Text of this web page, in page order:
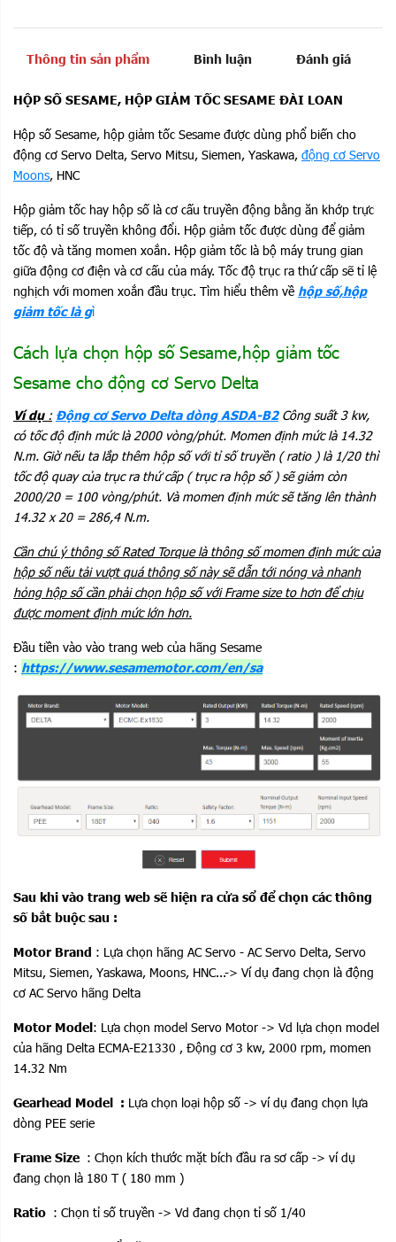
Thông tin sản phẩm Bình luận Đánh giá
HỘP SỐ SESAME, HỘP GIẢM TỐC SESAME ĐÀI LOAN
Hộp số Sesame, hộp giảm tốc Sesame được dùng phổ biến cho
động cơ Servo Delta, Servo Mitsu, Siemen, Yaskawa, động cơ Servo
Moons, HNC
Hộp giảm tốc hay hộp số là cơ cấu truyền động bằng ăn khớp trực
tiếp, có tỉ số truyền không đổi. Hộp giảm tốc được dùng để giảm
tốc độ và tăng momen xoắn. Hộp giảm tốc là bộ máy trung gian
giữa động cơ điện và cơ cấu của máy. Tốc độ trục ra thứ cấp sẽ tỉ lệ
nghịch với momen xoắn đầu trục. Tìm hiểu thêm về hộp số,hộp
giảm tốc là gì
Cách lựa chọn hộp số Sesame,hộp giảm tốc
Sesame cho động cơ Servo Delta
Ví dụ: Động cơ Servo Delta dòng ASDA-B2Công suất 3 kw,
có tốc độ định mức là 2000 vòng/phút. Momen định mức là 14.32
N.m. Giờ nếu ta lắp thêm hộp số với tỉ số truyền ( ratio ) là 1/20 thì
tốc độ quay của trục ra thứ cấp ( trục ra hộp số ) sẽ giảm còn
2000/20 = 100 vòng/phút. Và momen định mức sẽ tăng lên thành
14.32 x 20 = 286,4 N.m.
Cần chú ý thông số Rated Torque là thông số momen định mức của
hộp số nếu tải vượt quá thông số này sẽ dẫn tới nóng và nhanh
hỏng hộp số cần phải chọn hộp số với Frame size to hơn để chịu
được moment định mức lớn hơn.
Đầu tiền vào vào trang web của hãng Sesame
: https://www.sesamemotor.com/en/sa
Sau khi vào trang web sẽ hiện ra cửa sổ để chọn các thông
số bắt buộc sau :
Motor Brand : Lựa chọn hãng AC Servo - AC Servo Delta, Servo
Mitsu, Siemen, Yaskawa, Moons, HNC...-> Ví dụ đang chọn là động
cơ AC Servo hãng Delta
Motor Model: Lựa chọn model Servo Motor -> Vd lựa chọn model
của hãng Delta ECMA-E21330 , Động cơ 3 kw, 2000 rpm, momen
14.32 Nm
Gearhead Model : Lựa chọn loại hộp số -> ví dụ đang chọn lựa
dòng PEE serie
Frame Size : Chọn kích thước mặt bích đầu ra sơ cấp -> ví dụ
đang chọn là 180 T ( 180 mm )
Ratio : Chọn tỉ số truyền -> Vd đang chọn tỉ số 1/40